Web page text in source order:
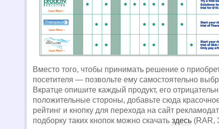
Вместо того, чтобы принимать решение о
посетителя — позвольте ему самостоятельно
Вкратце опишите каждый продукт, его
положительные стороны, добавьте сюда
рейтинг и кнопку для перехода на сайт
подборку таких кнопок можно скачать здесь (RAR,